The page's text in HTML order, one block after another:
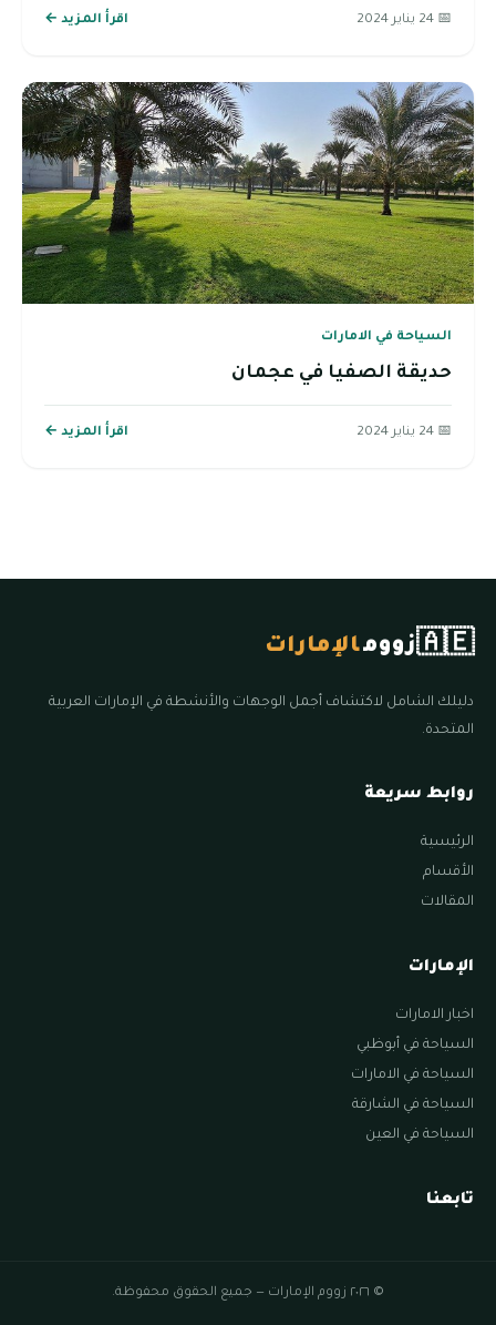
📅 24 يناير 2024 اقرأ المزيد ←
السياحة في الامارات
حديقة الصفيا في عجمان
📅 24 يناير 2024 اقرأ المزيد ←
🇦🇪زوومالإمارات
دليلك الشامل لاكتشاف أجمل الوجهات والأنشطة في الإمارات العربية
المتحدة.
روابط سريعة
الرئيسية
الأقسام
المقالات
الإمارات
اخبار الامارات
السياحة في أبوظبي
السياحة في الامارات
السياحة في الشارقة
السياحة في العين
تابعنا
© ٢٠٢٦ زووم الإمارات — جميع الحقوق محفوظة.